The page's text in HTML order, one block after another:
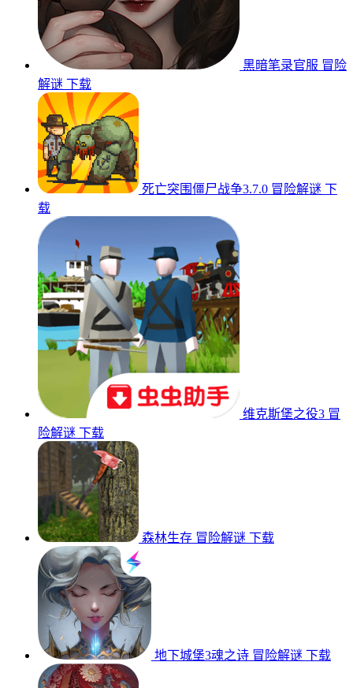
黑暗笔录官服 冒险
解谜 下载
死亡突围僵尸战争3.7.0 冒险解谜 下
载
维克斯堡之役3 冒
险解谜 下载
森林生存 冒险解谜 下载
地下城堡3魂之诗 冒险解谜 下载